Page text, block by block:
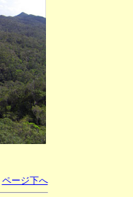
ページ下へ